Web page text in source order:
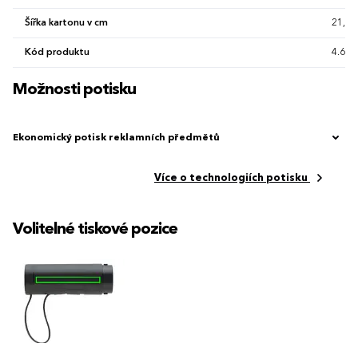
Šířka kartonu v cm 21,3
Kód produktu
Možnosti potisku
Ekonomický potisk reklamních předmětů
Více o technologiích potisku
Volitelné tiskové pozice